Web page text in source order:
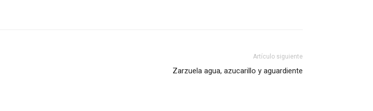
Artículo siguiente
Zarzuela agua, azucarillo y aguardiente